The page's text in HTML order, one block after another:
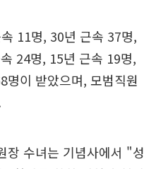
11명, 30년 근속 37명,
24명, 15년 근속 19명,
이 받았으며, 모범직원
장 수녀는 기념사에서 "성